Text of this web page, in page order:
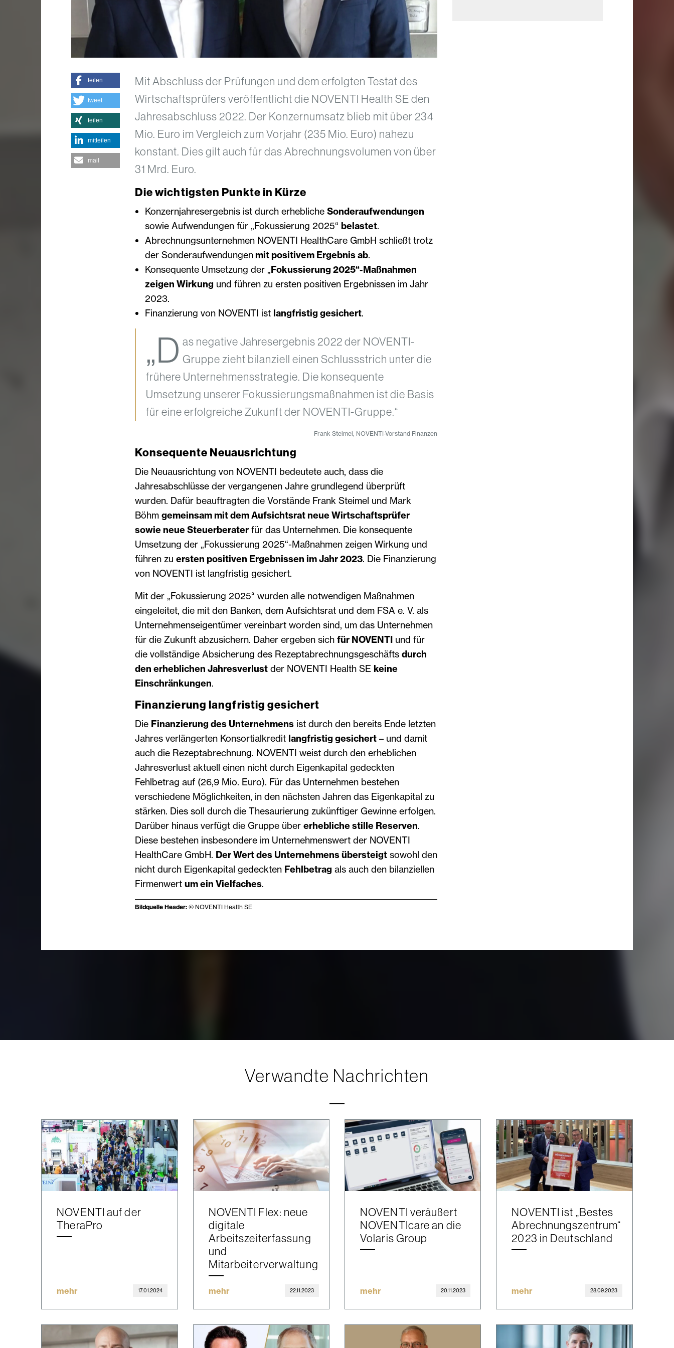
Mit Abschluss der Prüfungen und dem erfolgten Testat des
Wirtschaftsprüfers veröffentlicht die NOVENTI Health SE den
Jahresabschluss 2022. Der Konzernumsatz blieb mit über 234
Mio. Euro im Vergleich zum Vorjahr (235 Mio. Euro) nahezu
konstant. Dies gilt auch für das Abrechnungsvolumen von über
31 Mrd. Euro.
Die wichtigsten Punkte in Kürze
Konzernjahresergebnis ist durch erhebliche Sonderaufwendungen
sowie Aufwendungen für „Fokussierung 2025“ belastet.
Abrechnungsunternehmen NOVENTI HealthCare GmbH schließt trotz
der Sonderaufwendungenmit positivem Ergebnis ab.
Konsequente Umsetzung der „Fokussierung 2025“-Maßnahmen
zeigen Wirkung und führen zu ersten positiven Ergebnissen im Jahr
2023.
Finanzierung von NOVENTI ist langfristig gesichert.
„D as negative Jahresergebnis 2022 der NOVENTI-
Gruppe zieht bilanziell einen Schlussstrich unter die
frühere Unternehmensstrategie. Die konsequente
Umsetzung unserer Fokussierungsmaßnahmen ist die Basis
für eine erfolgreiche Zukunft der NOVENTI-Gruppe.“
Frank Steimel, NOVENTI-Vorstand Finanzen
Konsequente Neuausrichtung
Die Neuausrichtung von NOVENTI bedeutete auch, dass die
Jahresabschlüsse der vergangenen Jahre grundlegend überprüft
wurden. Dafür beauftragten die Vorstände Frank Steimel und Mark
Böhm gemeinsam mit dem Aufsichtsrat neue Wirtschaftsprüfer
sowie neue Steuerberaterfür das Unternehmen. Die konsequente
Umsetzung der „Fokussierung 2025“-Maßnahmen zeigen Wirkung und
führen zu ersten positiven Ergebnissen im Jahr 2023. Die Finanzierung
von NOVENTI ist langfristig gesichert.
Mit der „Fokussierung 2025“ wurden alle notwendigen Maßnahmen
eingeleitet, die mit den Banken, dem Aufsichtsrat und dem FSA e. V. als
Unternehmenseigentümer vereinbart worden sind, um das Unternehmen
für die Zukunft abzusichern. Daher ergeben sich für NOVENTIund für
die vollständige Absicherung des Rezeptabrechnungsgeschäfts durch
den erheblichen Jahresverlustder NOVENTI Health SE keine
Einschränkungen.
Finanzierung langfristig gesichert
Die Finanzierung des Unternehmensist durch den bereits Ende letzten
Jahres verlängerten Konsortialkredit langfristig gesichert– und damit
auch die Rezeptabrechnung. NOVENTI weist durch den erheblichen
Jahresverlust aktuell einen nicht durch Eigenkapital gedeckten
Fehlbetrag auf (26,9 Mio. Euro). Für das Unternehmen bestehen
verschiedene Möglichkeiten, in den nächsten Jahren das Eigenkapital zu
stärken. Dies soll durch die Thesaurierung zukünftiger Gewinne erfolgen.
Darüber hinaus verfügt die Gruppe über erhebliche stille Reserven.
Diese bestehen insbesondere im Unternehmenswert der NOVENTI
HealthCare GmbH. Der Wert des Unternehmens übersteigtsowohl den
nicht durch Eigenkapital gedeckten Fehlbetrag als auch den bilanziellen
Firmenwert um ein Vielfaches.
Bildquelle Header: © NOVENTI Health SE
teilen
tweet
teilen
mitteilen
mail
Verwandte Nachrichten
NOVENTI auf der
TheraPro
mehr 17.01.2024
NOVENTI Flex: neue
digitale
Arbeitszeiterfassung
und
Mitarbeiterverwaltung
mehr 22.11.2023
NOVENTI veräußert
NOVENTIcare an die
Volaris Group
mehr 20.11.2023
NOVENTI ist „Bestes
Abrechnungszentrum“
2023 in Deutschland
mehr 28.09.2023